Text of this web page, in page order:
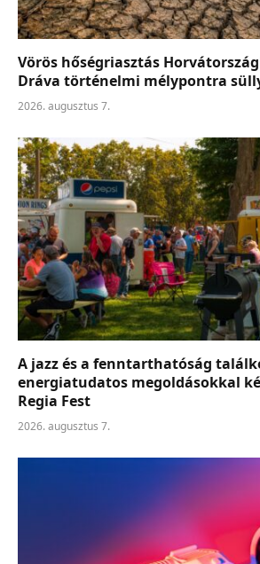
Vörös hőségriasztás
Dráva történelmi mélypontra
2026. augusztus 7.
A jazz és a fenntarthatóság
energiatudatos megoldásokkal
Regia Fest
2026. augusztus 7.